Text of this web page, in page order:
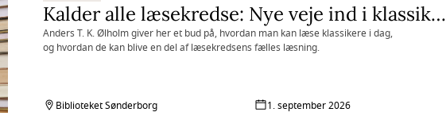
Kalder alle læsekredse: Nye veje ind i klassikere
Anders T. K. Ølholm giver her et bud på, hvordan man kan læse klassikere i dag,
og hvordan de kan blive en del af læsekredsens fælles læsning.
Biblioteket Sønderborg 1. september 2026